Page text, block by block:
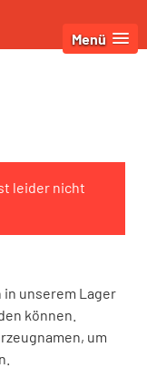
Menü
leider nicht
in unserem Lager
können.
um